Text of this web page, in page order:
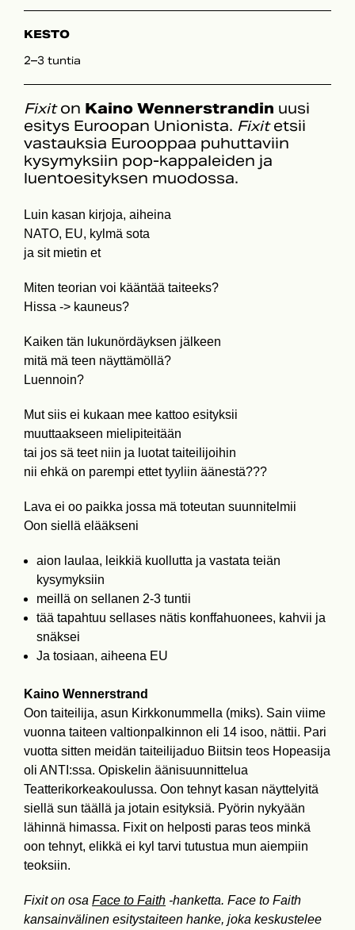
KESTO
2–3 tuntia
Fixiton Kaino Wennerstrandin uusi
esitys Euroopan Unionista. Fixitetsii
vastauksia Eurooppaa puhuttaviin
kysymyksiin pop-kappaleiden ja
luentoesityksen muodossa.
Luin kasan kirjoja, aiheina
NATO, EU, kylmä sota
ja sit mietin et
Miten teorian voi kääntää taiteeks?
Hissa -> kauneus?
Kaiken tän lukunördäyksen jälkeen
mitä mä teen näyttämöllä?
Luennoin?
Mut siis ei kukaan mee kattoo esityksii
muuttaakseen mielipiteitään
tai jos sä teet niin ja luotat taiteilijoihin
nii ehkä on parempi ettet tyyliin äänestä???
Lava ei oo paikka jossa mä toteutan suunnitelmii
Oon siellä elääkseni
aion laulaa, leikkiä kuollutta ja vastata teiän
kysymyksiin
meillä on sellanen 2-3 tuntii
tää tapahtuu sellases nätis konffahuonees, kahvii ja
snäksei
Ja tosiaan, aiheena EU
Kaino Wennerstrand
Oon taiteilija, asun Kirkkonummella (miks). Sain viime
vuonna taiteen valtionpalkinnon eli 14 isoo, nättii. Pari
vuotta sitten meidän taiteilijaduo Biitsin teos Hopeasija
oli ANTI:ssa. Opiskelin äänisuunnittelua
Teatterikorkeakoulussa. Oon tehnyt kasan näyttelyitä
siellä sun täällä ja jotain esityksiä. Pyörin nykyään
lähinnä himassa. Fixit on helposti paras teos minkä
oon tehnyt, elikkä ei kyl tarvi tutustua mun aiempiin
teoksiin.
Fixit on osa Face to Faith -hanketta. Face to Faith
kansainvälinen esitystaiteen hanke, joka keskustelee